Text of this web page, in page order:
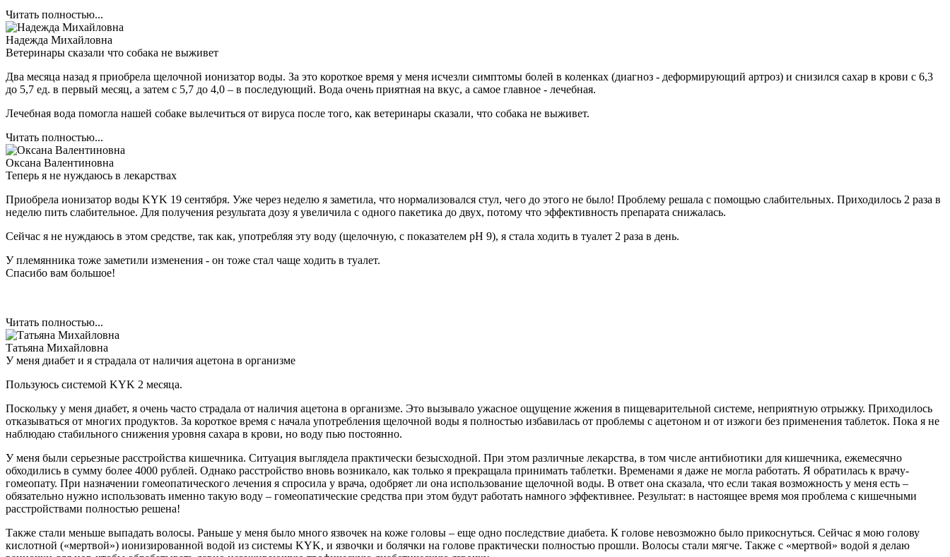
Читать полностью...
Надежда Михайловна
Ветеринары сказали что собака не выживет
Два месяца назад я приобрела щелочной ионизатор воды. За это короткое время у меня исчезли симптомы болей в коленках (диагноз - деформирующий артроз) и снизился сахар в крови с 6,3
до 5,7 ед. в первый месяц, а затем с 5,7 до 4,0 – в последующий. Вода очень приятная на вкус, а самое главное - лечебная.
Лечебная вода помогла нашей собаке вылечиться от вируса после того, как ветеринары сказали, что собака не выживет.
Читать полностью...
Оксана Валентиновна
Теперь я не нуждаюсь в лекарствах
Приобрела ионизатор воды KYK 19 сентября. Уже через неделю я заметила, что нормализовался стул, чего до этого не было! Проблему решала с помощью слабительных. Приходилось 2 раза в
неделю пить слабительное. Для получения результата дозу я увеличила с одного пакетика до двух, потому что эффективность препарата снижалась.
Сейчас я не нуждаюсь в этом средстве, так как, употребляя эту воду (щелочную, с показателем pH 9), я стала ходить в туалет 2 раза в день.
У племянника тоже заметили изменения - он тоже стал чаще ходить в туалет.
Спасибо вам большое!
Читать полностью...
Татьяна Михайловна
У меня диабет и я страдала от наличия ацетона в организме
Пользуюсь системой KYK 2 месяца.
Поскольку у меня диабет, я очень часто страдала от наличия ацетона в организме. Это вызывало ужасное ощущение жжения в пищеварительной системе, неприятную отрыжку. Приходилось
отказываться от многих продуктов. За короткое время с начала употребления щелочной воды я полностью избавилась от проблемы с ацетоном и от изжоги без применения таблеток. Пока я не
наблюдаю стабильного снижения уровня сахара в крови, но воду пью постоянно.
У меня были серьезные расстройства кишечника. Ситуация выглядела практически безысходной. При этом различные лекарства, в том числе антибиотики для кишечника, ежемесячно
обходились в сумму более 4000 рублей. Однако расстройство вновь возникало, как только я прекращала принимать таблетки. Временами я даже не могла работать. Я обратилась к врачу-
гомеопату. При назначении гомеопатического лечения я спросила у врача, одобряет ли она использование щелочной воды. В ответ она сказала, что если такая возможность у меня есть –
обязательно нужно использовать именно такую воду – гомеопатические средства при этом будут работать намного эффективнее. Результат: в настоящее время моя проблема с кишечными
расстройствами полностью решена!
Также стали меньше выпадать волосы. Раньше у меня было много язвочек на коже головы – еще одно последствие диабета. К голове невозможно было прикоснуться. Сейчас я мою голову
кислотной («мертвой») ионизированной водой из системы KYK, и язвочки и болячки на голове практически полностью прошли. Волосы стали мягче. Также с «мертвой» водой я делаю